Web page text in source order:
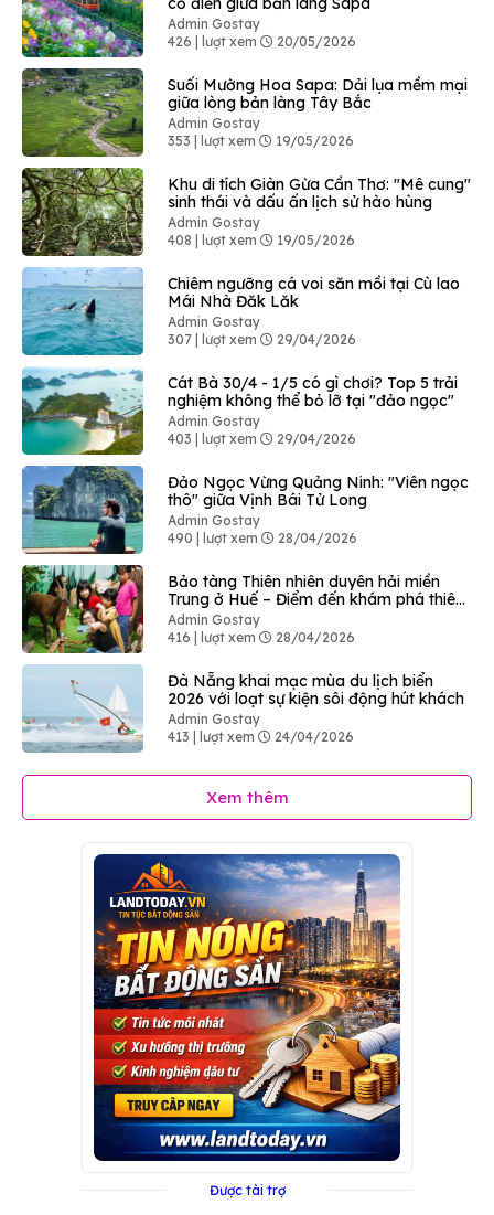
Admin Gostay
426 | lượt xem
20/05/2026
Suối Mường Hoa Sapa: Dải lụa mềm mại
giữa lòng bản làng Tây Bắc
Admin Gostay
353 | lượt xem
19/05/2026
Khu di tích Giàn Gừa Cần Thơ: "Mê cung"
sinh thái và dấu ấn lịch sử hào hùng
Admin Gostay
408 | lượt xem
19/05/2026
Chiêm ngưỡng cá voi săn mồi tại Cù lao
Mái Nhà Đăk Lăk
Admin Gostay
307 | lượt xem
29/04/2026
Cát Bà 30/4 - 1/5 có gì chơi? Top 5 trải
nghiệm không thể bỏ lỡ tại "đảo ngọc"
Admin Gostay
403 | lượt xem
29/04/2026
Đảo Ngọc Vừng Quảng Ninh: "Viên ngọc
thô" giữa Vịnh Bái Tử Long
Admin Gostay
490 | lượt xem
28/04/2026
Bảo tàng Thiên nhiên duyên hải miền
Trung ở Huế – Điểm đến khám phá thiên
nhiên độc đáo
Admin Gostay
416 | lượt xem
28/04/2026
Đà Nẵng khai mạc mùa du lịch biển
2026 với loạt sự kiện sôi động hút khách
Admin Gostay
413 | lượt xem
24/04/2026
Xem thêm
Được tài trợ